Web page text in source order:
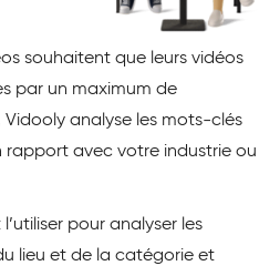
souhaitent que leurs vidéos
par un maximum de
Vidooly analyse les mots-clés
rapport avec votre industrie ou
pour analyser les
lieu et de la catégorie et